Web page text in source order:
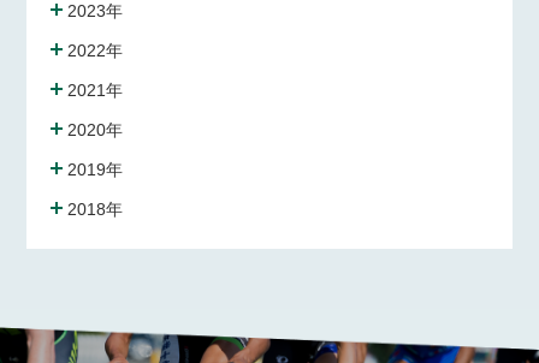
2023年
2022年
2021年
2020年
2019年
2018年